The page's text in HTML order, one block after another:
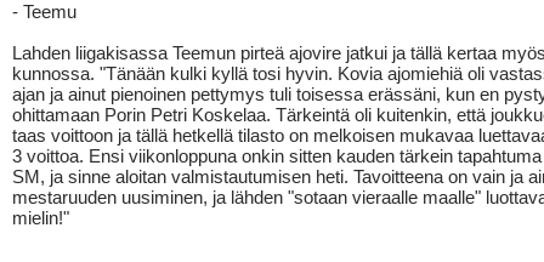
- Teemu
Lahden liigakisassa Teemun pirteä ajovire jatkui ja tällä kertaa
kunnossa. "Tänään kulki kyllä tosi hyvin. Kovia ajomiehiä oli
ajan ja ainut pienoinen pettymys tuli toisessa erässäni, kun en
ohittamaan Porin Petri Koskelaa. Tärkeintä oli kuitenkin, että
taas voittoon ja tällä hetkellä tilasto on melkoisen mukavaa
3 voittoa. Ensi viikonloppuna onkin sitten kauden tärkein
SM, ja sinne aloitan valmistautumisen heti. Tavoitteena on vain ja
mestaruuden uusiminen, ja lähden "sotaan vieraalle maalle"
mielin!"